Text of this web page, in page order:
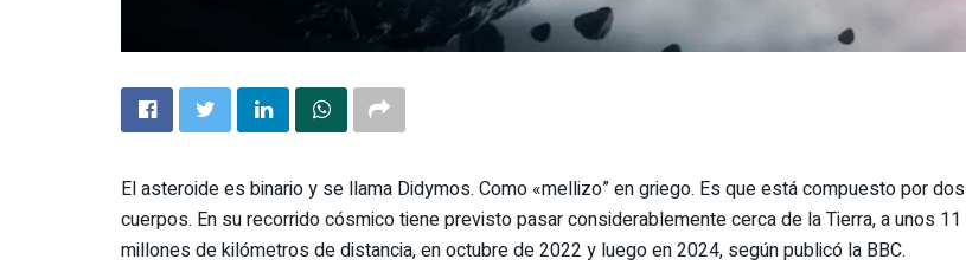
El asteroide es binario y se llama Didymos. Como «mellizo” en griego. Es que está compuesto por dos
cuerpos. En su recorrido cósmico tiene previsto pasar considerablemente cerca de la Tierra, a unos 11
millones de kilómetros de distancia, en octubre de 2022 y luego en 2024, según publicó la BBC.